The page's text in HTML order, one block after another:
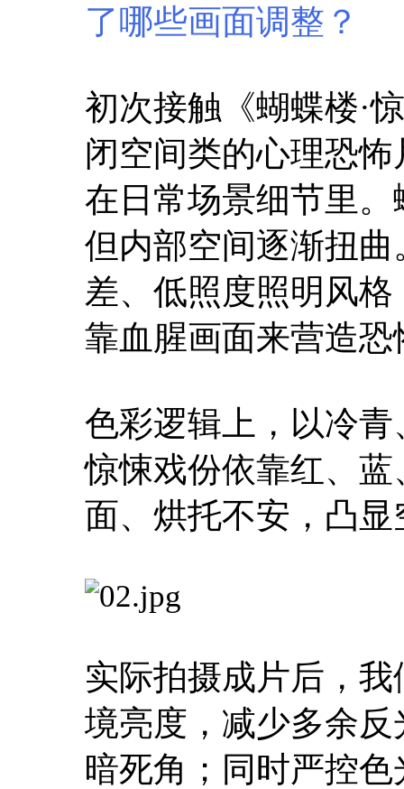
了哪些画面调整？
初次接触《蝴蝶楼·
闭空间类的心理恐
在日常场景细节里
但内部空间逐渐扭
差、低照度照明风
靠血腥画面来营造恐
色彩逻辑上，以冷
惊悚戏份依靠红、
面、烘托不安，凸
实际拍摄成片后，
境亮度，减少多余
暗死角；同时严控